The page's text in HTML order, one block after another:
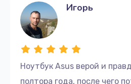
Ноутбук Asus верой и
полтора года, после чего
Игорь